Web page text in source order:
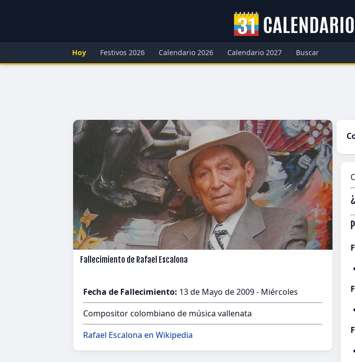
Hoy Festivos 2026 Calendario 2026 Calendario 2027 Buscar
Fallecimiento de Rafael Escalona
Fecha de Fallecimiento: 13 de Mayo de 2009 - Miércoles
Compositor colombiano de música vallenata
Rafael Escalona en Wikipedia